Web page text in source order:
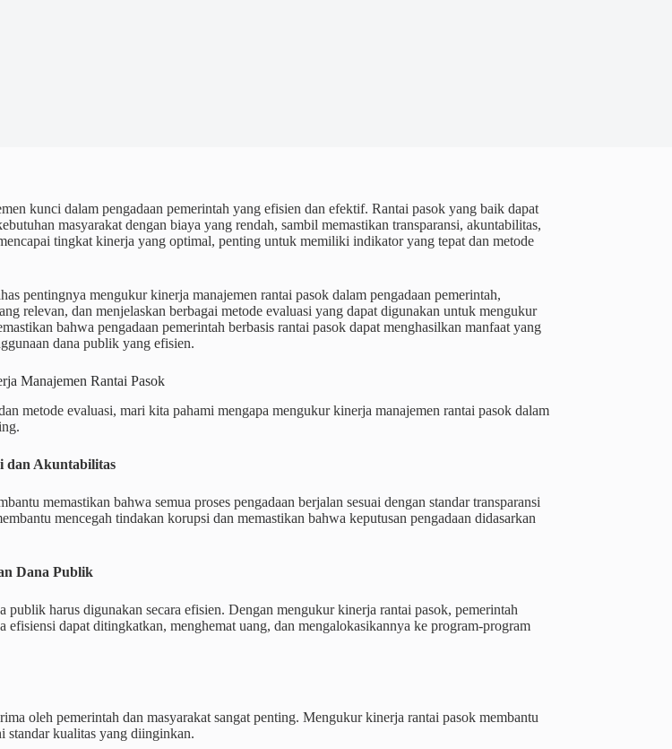
kunci dalam pengadaan pemerintah yang efisien dan efektif. Rantai pasok yang baik dapat
masyarakat dengan biaya yang rendah, sambil memastikan transparansi, akuntabilitas,
tingkat kinerja yang optimal, penting untuk memiliki indikator yang tepat dan metode
pentingnya mengukur kinerja manajemen rantai pasok dalam pengadaan pemerintah,
relevan, dan menjelaskan berbagai metode evaluasi yang dapat digunakan untuk mengukur
bahwa pengadaan pemerintah berbasis rantai pasok dapat menghasilkan manfaat yang
dana publik yang efisien.
Manajemen Rantai Pasok
metode evaluasi, mari kita pahami mengapa mengukur kinerja manajemen rantai pasok dalam
dan Akuntabilitas
memastikan bahwa semua proses pengadaan berjalan sesuai dengan standar transparansi
mencegah tindakan korupsi dan memastikan bahwa keputusan pengadaan didasarkan
Dana Publik
publik harus digunakan secara efisien. Dengan mengukur kinerja rantai pasok, pemerintah
efisiensi dapat ditingkatkan, menghemat uang, dan mengalokasikannya ke program-program
oleh pemerintah dan masyarakat sangat penting. Mengukur kinerja rantai pasok membantu
standar kualitas yang diinginkan.